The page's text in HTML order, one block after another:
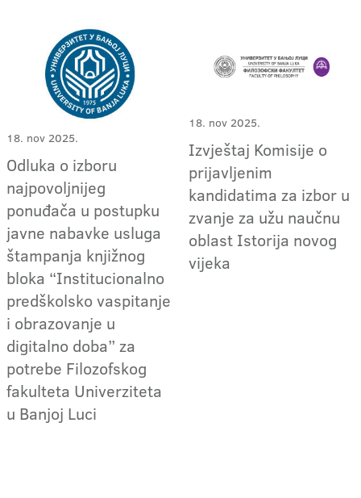
18. nov 2025.
Odluka o izboru
najpovoljnijeg
ponuđača u postupku
javne nabavke usluga
štampanja knjižnog
bloka “Institucionalno
predškolsko vaspitanje
i obrazovanje u
digitalno doba” za
potrebe Filozofskog
fakulteta Univerziteta
u Banjoj Luci
18. nov 2025.
Izvještaj Komisije o
prijavljenim
kandidatima za izbor u
zvanje za užu naučnu
oblast Istorija novog
vijeka